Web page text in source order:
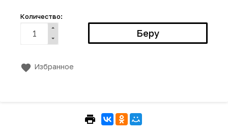
Количество:
Избранное